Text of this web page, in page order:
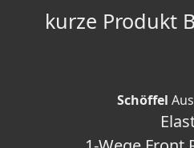
kurze Produkt
Schöffel